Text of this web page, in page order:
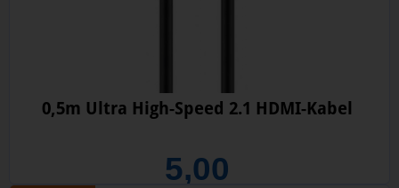
0,5m Ultra High-Speed 2.1 HDMI-Kabel
5,00